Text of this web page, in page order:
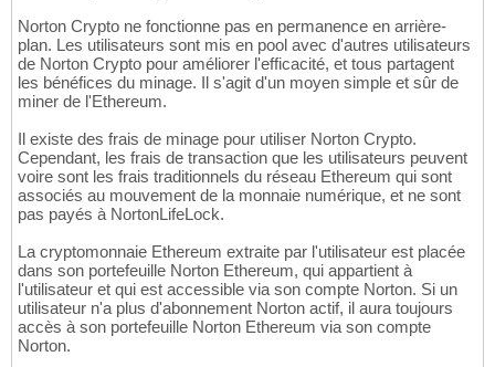
Norton Crypto ne fonctionne pas en permanence en arrière-
plan. Les utilisateurs sont mis en pool avec d'autres utilisateurs
de Norton Crypto pour améliorer l'efficacité, et tous partagent
les bénéfices du minage. Il s'agit d'un moyen simple et sûr de
miner de l'Ethereum.
Il existe des frais de minage pour utiliser Norton Crypto.
Cependant, les frais de transaction que les utilisateurs peuvent
voire sont les frais traditionnels du réseau Ethereum qui sont
associés au mouvement de la monnaie numérique, et ne sont
pas payés à NortonLifeLock.
La cryptomonnaie Ethereum extraite par l'utilisateur est placée
dans son portefeuille Norton Ethereum, qui appartient à
l'utilisateur et qui est accessible via son compte Norton. Si un
utilisateur n'a plus d'abonnement Norton actif, il aura toujours
accès à son portefeuille Norton Ethereum via son compte
Norton.